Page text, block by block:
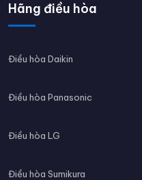
Hãng điều hòa
Điều hòa Daikin
Điều hòa Panasonic
Điều hòa LG
Điều hòa Sumikura